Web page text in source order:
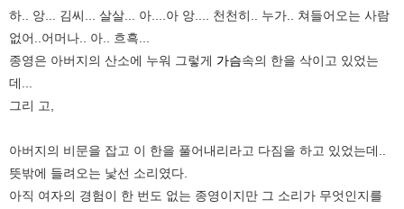
하.. 앙... 김씨... 살살... 아....아 앙.... 천천히.. 누가.. 쳐들어오는 사람
없어..어머나.. 아.. 흐흑...
종영은 아버지의 산소에 누워 그렇게 가슴속의 한을 삭이고 있었는
데...
그리 고,
아버지의 비문을 잡고 이 한을 풀어내리라고 다짐을 하고 있었는데..
뜻밖에 들려오는 낯선 소리였다.
아직 여자의 경험이 한 번도 없는 종영이지만 그 소리가 무엇인지를